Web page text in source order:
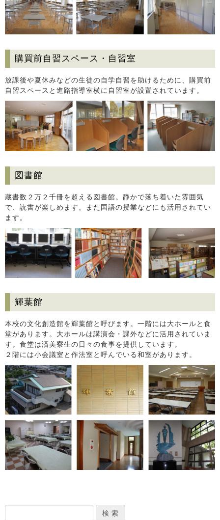
購買前自習スペース・自習室
放課後や夏休みなどの生徒の自学自習を助けるために、購買前
自習スペースと進路指導室横に自習室が設置されています。
図書館
蔵書数２万２千冊を超える図書館。静かで落ち着いた雰囲気
で、読書が楽しめます。また国語の授業などにも活用されてい
ます。
輝葉館
本校の文化創造館を輝葉館と呼びます。一階には大ホールと食
堂があります。大ホールは講演会・課外などに活用されていま
す。食堂は済美寮生の日々の食事を提供しています。
２階には小会議室と作法室と呼んでいる和室があります。